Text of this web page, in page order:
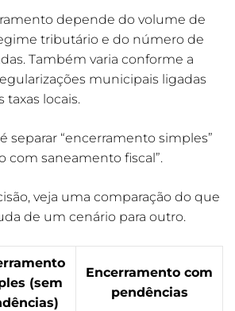
depende do volume de
tributário e do número de
Também varia conforme a
municipais ligadas
taxas locais.
separar “encerramento simples”
com saneamento fiscal”.
veja uma comparação do que
de um cenário para outro.
(sem
Encerramento com
pendências